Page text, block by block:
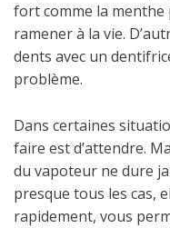
fort comme la menthe
ramener à la vie.
dents avec un
problème.
Dans certaines
faire est d’attendre.
du vapoteur ne dure
presque tous les cas,
rapidement, vous